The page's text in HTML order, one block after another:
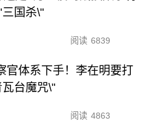
国杀\"
阅读 6839
官体系下手！李在明要打
台魔咒\"
阅读 4863